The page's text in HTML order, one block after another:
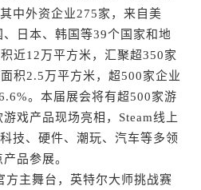
中外资企业275家，来自美
日本、韩国等39个国家和地
近12万平方米，汇聚超350家
积2.5万平方米，超500家企业
。本届展会将有超500家游
戏产品现场亮相，Steam线上
技、硬件、潮玩、汽车等多领
品参展。
主舞台，英特尔大师挑战赛